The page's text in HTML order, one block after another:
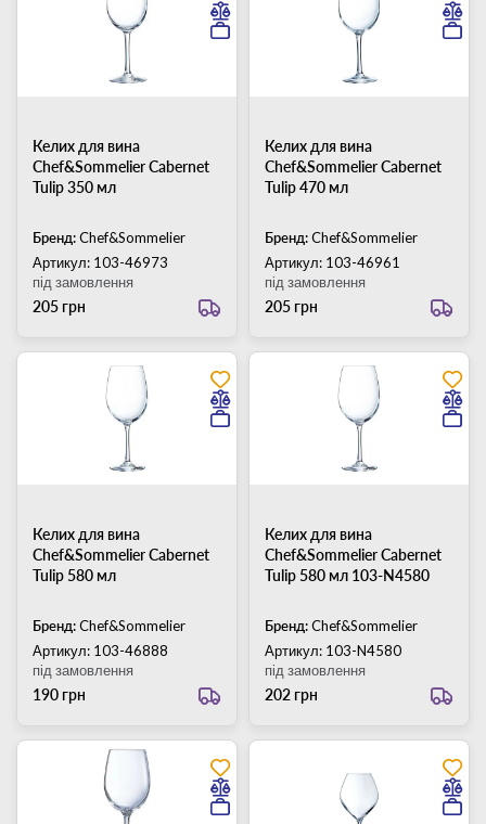
Келих для вина
Chef&Sommelier Cabernet
Tulip 350 мл
Бренд:Chef&Sommelier
Артикул: 103-46973
205 грн
під замовлення
Келих для вина
Chef&Sommelier Cabernet
Tulip 470 мл
Бренд:Chef&Sommelier
Артикул: 103-46961
205 грн
під замовлення
Келих для вина
Chef&Sommelier Cabernet
Tulip 580 мл
Бренд:Chef&Sommelier
Артикул: 103-46888
190 грн
під замовлення
Келих для вина
Chef&Sommelier Cabernet
Tulip 580 мл 103-N4580
Бренд:Chef&Sommelier
Артикул: 103-N4580
202 грн
під замовлення